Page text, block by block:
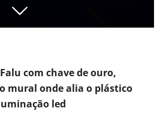
com chave de ouro,
mural onde alia o plástico
led